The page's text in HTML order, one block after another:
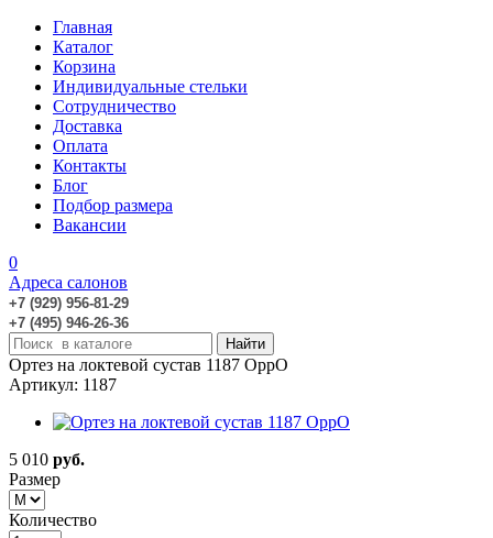
Главная
Каталог
Корзина
Индивидуальные стельки
Сотрудничество
Доставка
Оплата
Контакты
Блог
Подбор размера
Вакансии
0
Адреса салонов
+7 (929) 956-81-29
+7 (495) 946-26-36
Ортез на локтевой сустав 1187 OppO
Артикул: 1187
5 010 руб.
Размер
Количество